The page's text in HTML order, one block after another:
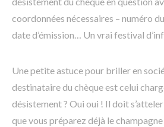
coordonnées nécessaires – numéro
date d’émission… Un vrai festival
Une petite astuce pour briller en
destinataire du chèque est celui
désistement ? Oui oui ! Il doit
que vous préparez déjà le